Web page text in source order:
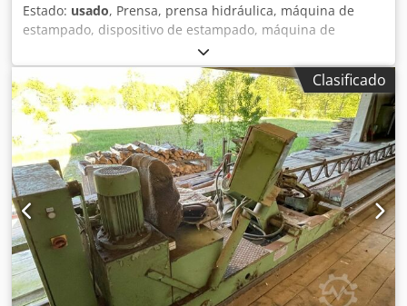
Estado: usado, Prensa, prensa hidráulica, máquina de
estampado, dispositivo de estampado, máquina de
perforación, prensa de línea, unidad de estampado,
prensa de múltiples cabezales, sistema de estampado
para máquina formadora de dobleces, máquina
perfiladora, línea de perfilado, fabricación de lamelas,
fabricación de persianas -Entrega: en el estado actual, tal
como se inspeccionó -La prensa se entrega sin unidad
hidráulica, pero se puede suministrar con un recargo -
Incluye herramientas Csdpegfwgisfx Alnsrf -2 prensas -
Ambas son desplazables: 500 mm -Para trabajos de
estampado pequeños -Dimensiones: 1230/2020/A1100 mm
-Peso: 986 kg
Clasificado